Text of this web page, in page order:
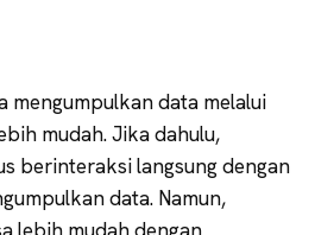
mengumpulkan data melalui
mudah. Jika dahulu,
berinteraksi langsung dengan
data. Namun,